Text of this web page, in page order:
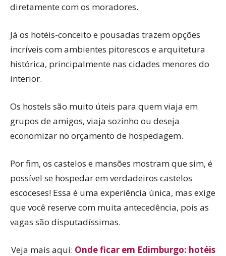
diretamente com os moradores.
Já os hotéis-conceito e pousadas trazem opções
incríveis com ambientes pitorescos e arquitetura
histórica, principalmente nas cidades menores do
interior.
Os hostels são muito úteis para quem viaja em
grupos de amigos, viaja sozinho ou deseja
economizar no orçamento de hospedagem.
Por fim, os castelos e mansões mostram que sim, é
possível se hospedar em verdadeiros castelos
escoceses! Essa é uma experiência única, mas exige
que você reserve com muita antecedência, pois as
vagas são disputadíssimas.
Veja mais aqui: Onde ficar em Edimburgo: hotéis